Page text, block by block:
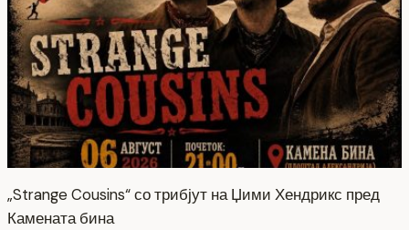
„Strange Cousins“ со трибјут на Џими Хендрикс пред
Камената бина